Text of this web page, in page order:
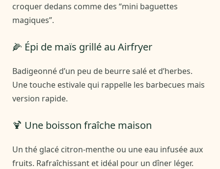
croquer dedans comme des “mini baguettes
magiques”.
🌽 Épi de maïs grillé au Airfryer
Badigeonné d’un peu de beurre salé et d’herbes.
Une touche estivale qui rappelle les barbecues mais
version rapide.
🍹 Une boisson fraîche maison
Un thé glacé citron-menthe ou une eau infusée aux
fruits. Rafraîchissant et idéal pour un dîner léger.